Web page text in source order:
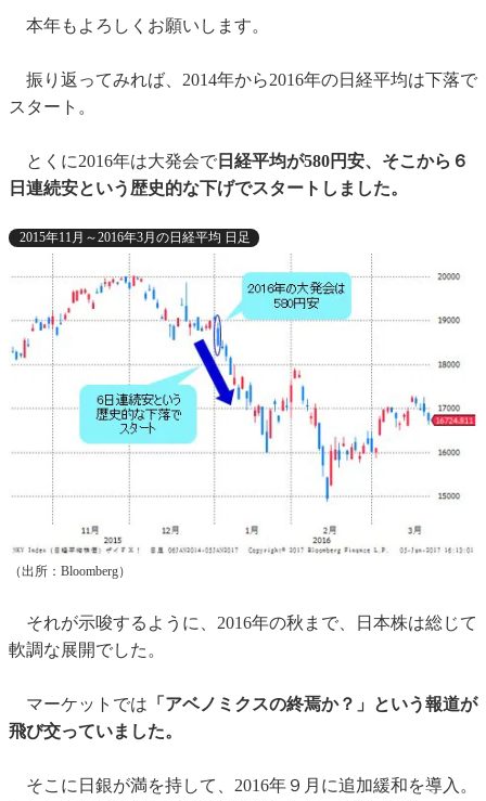
本年もよろしくお願いします。
振り返ってみれば、2014年から2016年の日経平均は下落で
スタート。
とくに2016年は大発会で 日経平均が580円安、そこから６
日連続安という歴史的な下げでスタートしました。
2015年11月～2016年3月の日経平均 日足
（出所：Bloomberg）
それが示唆するように、2016年の秋まで、日本株は総じて
軟調な展開でした。
マーケットでは 「アベノミクスの終焉か？」という報道が
飛び交っていました。
そこに日銀が満を持して、2016年９月に追加緩和を導入。